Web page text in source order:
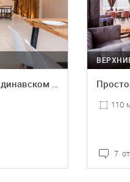
VG Studios Светлый зал в скандинавском стиле
110
7